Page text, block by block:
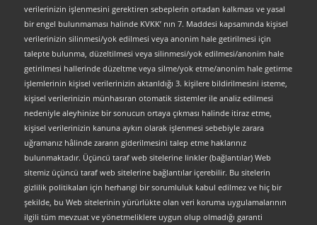
verilerinizin işlenmesini gerektiren sebeplerin ortadan kalkması ve yasal
bir engel bulunmaması halinde KVKK’ nın 7. Maddesi kapsamında kişisel
verilerinizin silinmesi/yok edilmesi veya anonim hale getirilmesi için
talepte bulunma, düzeltilmesi veya silinmesi/yok edilmesi/anonim hale
getirilmesi hallerinde düzeltme veya silme/yok etme/anonim hale getirme
işlemlerinin kişisel verilerinizin aktarıldığı 3. kişilere bildirilmesini isteme,
kişisel verilerinizin münhasıran otomatik sistemler ile analiz edilmesi
nedeniyle aleyhinize bir sonucun ortaya çıkması halinde itiraz etme,
kişisel verilerinizin kanuna aykırı olarak işlenmesi sebebiyle zarara
uğramanız hâlinde zararın giderilmesini talep etme haklarınız
bulunmaktadır. Üçüncü taraf web sitelerine linkler (bağlantılar) Web
sitemiz üçüncü taraf web sitelerine bağlantılar içerebilir. Bu sitelerin
gizlilik politikaları için herhangi bir sorumluluk kabul edilmez ve hiç bir
şekilde, bu Web sitelerinin yürürlükte olan veri koruma uygulamalarının
ilgili tüm mevzuat ve yönetmeliklere uygun olup olmadığı garanti